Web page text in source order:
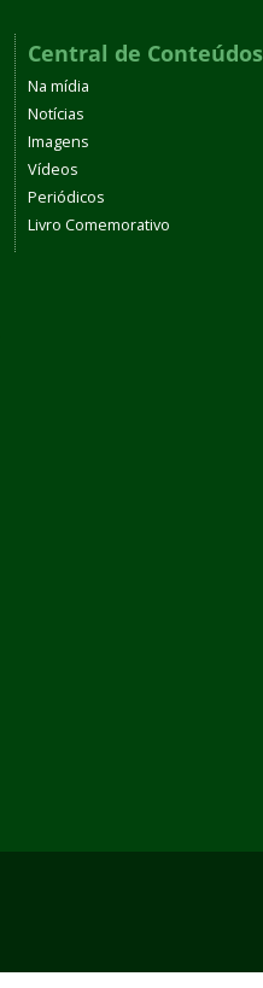
Central de Conteúdos
Na mídia
Notícias
Imagens
Vídeos
Periódicos
Livro Comemorativo